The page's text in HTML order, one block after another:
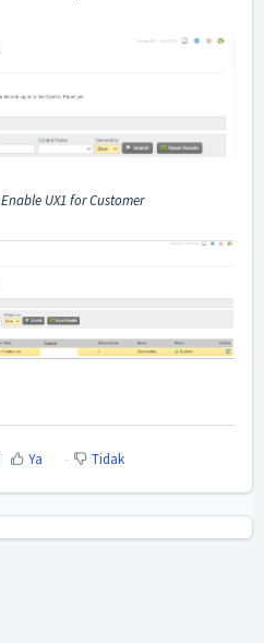
Enable UX1 for Customer
Ya Tidak